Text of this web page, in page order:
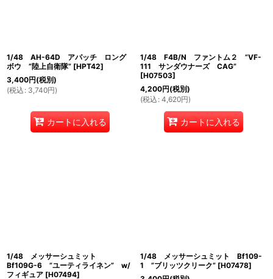
1/48 AH-64D アパッチ ロング
ボウ ”陸上自衛隊” [HPT42]
3,400円(税別)
(税込 : 3,740円)
カートに入れる
1/48 F4B/N ファントム２ ”VF-
111 サンダウナーズ CAG”
[H07503]
4,200円(税別)
(税込 : 4,620円)
カートに入れる
1/48 メッサーシュミット
Bf109G-6 ”ユーティライネン” w/
フィギュア [H07494]
1/48 メッサーシュミット Bf109-
1 ”ブリッツクリーク” [H07478]